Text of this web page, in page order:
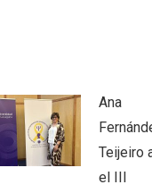
Ana
Teijeiro
el III